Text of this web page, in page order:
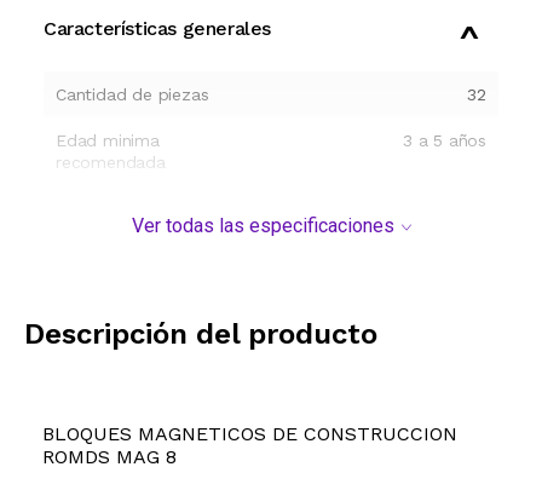
Características generales
Cantidad de piezas 32
Edad minima
recomendada
3 a 5 años
Ver todas las especificaciones
Descripción del producto
BLOQUES MAGNETICOS DE CONSTRUCCION
ROMDS MAG 8